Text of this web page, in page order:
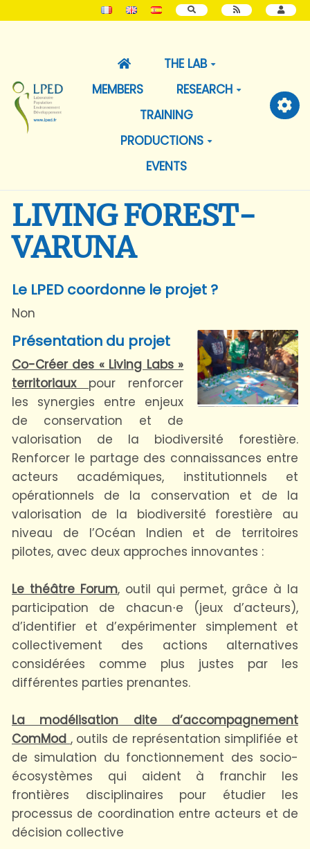
SEARCH
THE LAB
MEMBERS
RESEARCH
TRAINING
PRODUCTIONS
EVENTS
LIVING FOREST-
VARUNA
Le LPED coordonne le projet ?
Non
Présentation du projet
Co-Créer des « Living Labs »
territoriaux
pour renforcer
les synergies entre enjeux
de conservation et de
valorisation de la biodiversité forestière.
Renforcer le partage des connaissances entre
acteurs académiques, institutionnels et
opérationnels de la conservation et de la
valorisation de la biodiversité forestière au
niveau de l’Océan Indien et de territoires
pilotes, avec deux approches innovantes :
Le théâtre Forum, outil qui permet, grâce à la
participation de chacun⋅e (jeux d’acteurs),
d’identifier et d’expérimenter simplement et
collectivement des actions alternatives
considérées comme plus justes par les
différentes parties prenantes.
La modélisation dite d’accompagnement
ComMod , outils de représentation simplifiée et
de simulation du fonctionnement des socio-
écosystèmes qui aident à franchir les
frontières disciplinaires pour étudier les
processus de coordination entre acteurs et de
décision collective